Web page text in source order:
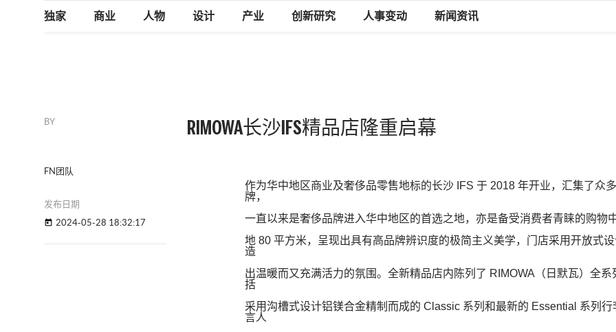
独家 商业 人物 设计 产业 创新研究 人事变动 新闻资讯
BY
FN团队
发布日期
today 2024-05-28 18:32:17
RIMOWA长沙IFS精品店隆重启幕
作为华中地区商业及奢侈品零售地标的长沙IFS 于2018 年开业，汇集了众
牌，
一直以来是奢侈品牌进入华中地区的首选之地，亦是备受消费者青睐的购物
地80 平方米，呈现出具有高品牌辨识度的极简主义美学，门店采用开放式
造
出温暖而又充满活力的氛围。全新精品店内陈列了 RIMOWA （日默瓦）全
括
采用沟槽式设计铝镁合金精制而成的 Classic 系列和最新的 Essential 系列行
言人